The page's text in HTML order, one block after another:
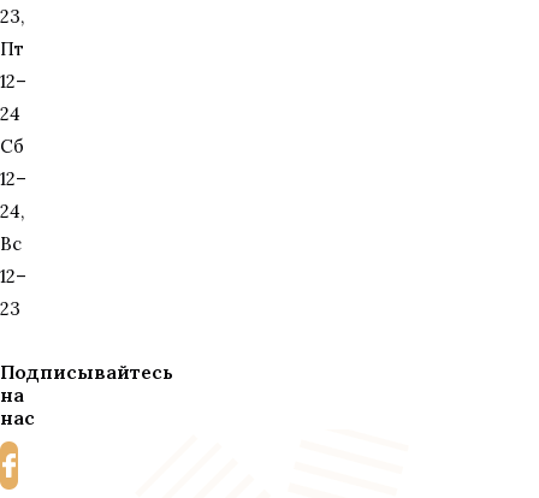
23,
Пт
12–
24
Сб
12–
24,
Вс
12–
23
Подписывайтесь
на
нас